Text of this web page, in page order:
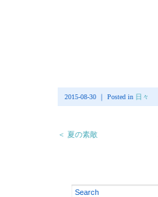
2015-08-30 ｜ Posted in 日々
＜ 夏の素敵